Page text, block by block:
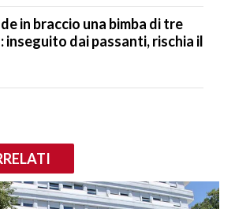
in braccio una bimba di tre
inseguito dai passanti, rischia il